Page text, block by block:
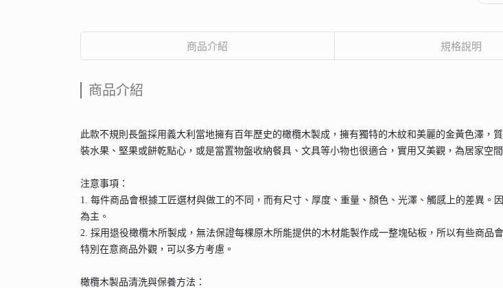
商品介紹 規格說明
商品介紹
此款不規則長盤採用義大利當地擁有百年歷史的橄欖木製成，擁有獨特的木紋和美麗的金黃色澤
裝水果、堅果或餅乾點心，或是當置物盤收納餐具、文具等小物也很適合，實用又美觀，為居家空
注意事項：
1. 每件商品會根據工匠選材與做工的不同，而有尺寸、厚度、重量、顏色、光澤、觸感上的差異
為主。
2. 採用退役橄欖木所製成，無法保證每棵原木所能提供的木材能製作成一整塊砧板，所以有些商
特別在意商品外觀，可以多方考慮。
橄欖木製品清洗與保養方法：